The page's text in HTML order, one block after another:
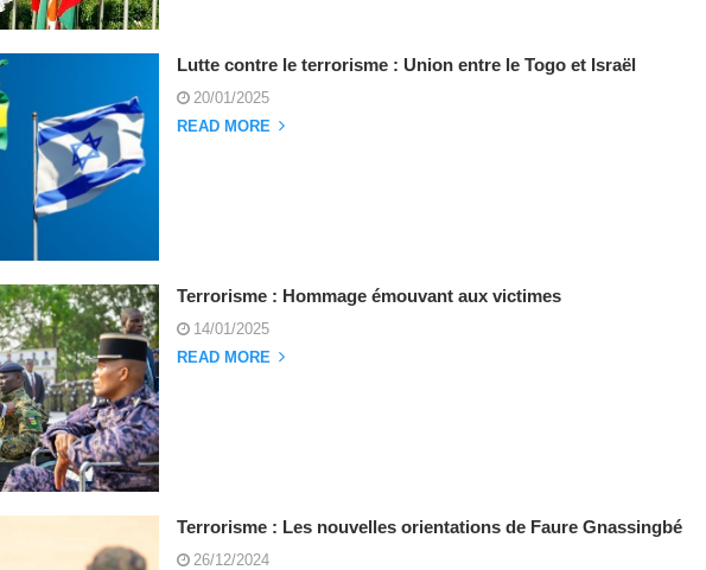
Lutte contre le terrorisme : Union entre le Togo et Israël
20/01/2025
READ MORE
Terrorisme : Hommage émouvant aux victimes
14/01/2025
READ MORE
Terrorisme : Les nouvelles orientations de Faure Gnassingbé
26/12/2024